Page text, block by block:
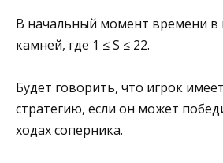
В начальный момент времени в
камней, где 1 ≤ S ≤ 22.
Будет говорить, что игрок
стратегию, если он может
ходах соперника.